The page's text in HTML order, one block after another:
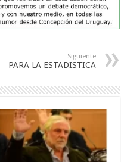
Siguiente
PARA LA ESTADISTICA